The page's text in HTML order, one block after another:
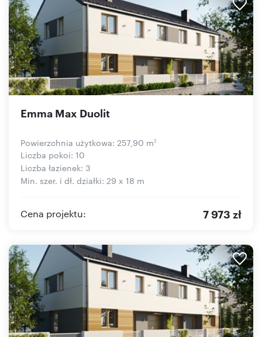
Emma Max Duolit
Powierzchnia użytkowa: 257,90 m2
Liczba pokoi: 10
Liczba łazienek: 3
Min. szer. i dł. działki: 29 x 18 m
Cena projektu: 7 973 zł